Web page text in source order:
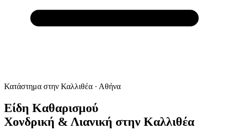
Κατάστημα στην Καλλιθέα · Αθήνα
Είδη Καθαρισμού
Χονδρική & Λιανική στην Καλλιθέα